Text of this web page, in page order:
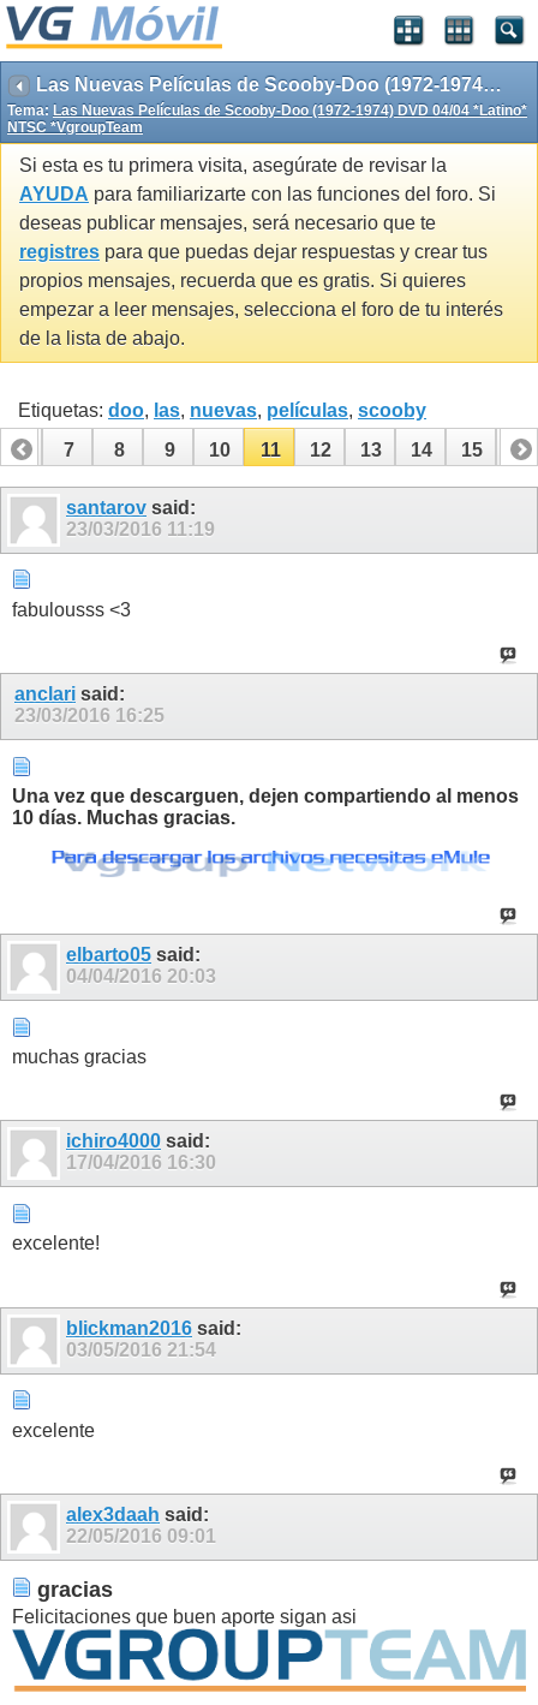
Las Nuevas Películas de Scooby-Doo (1972-1974) DVD 04/04 *Latino* NTSC *VgroupTeam
Tema: Las Nuevas Películas de Scooby-Doo (1972-1974) DVD 04/04 *Latino*
NTSC *VgroupTeam
Si esta es tu primera visita, asegúrate de revisar la
AYUDA para familiarizarte con las funciones del foro. Si
deseas publicar mensajes, será necesario que te
registres para que puedas dejar respuestas y crear tus
propios mensajes, recuerda que es gratis. Si quieres
empezar a leer mensajes, selecciona el foro de tu interés
de la lista de abajo.
Etiquetas: doo, las, nuevas, películas, scooby
6
7 8 9 10 11 12 13 14 15 16
santarov said:
23/03/2016 11:19
fabulousss <3
anclari said:
23/03/2016 16:25
Una vez que descarguen, dejen compartiendo al menos
10 días. Muchas gracias.
elbarto05 said:
04/04/2016 20:03
muchas gracias
ichiro4000 said:
17/04/2016 16:30
excelente!
blickman2016 said:
03/05/2016 21:54
excelente
alex3daah said:
22/05/2016 09:01
gracias
Felicitaciones que buen aporte sigan asi